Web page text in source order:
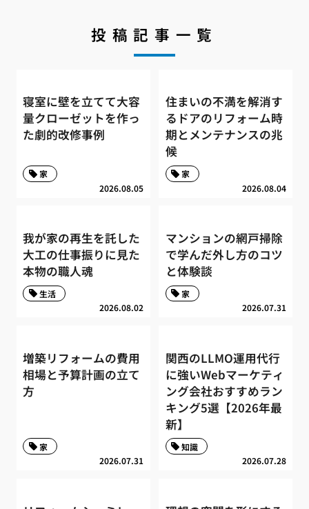
投稿記事一覧
寝室に壁を立てて大容
量クローゼットを作っ
た劇的改修事例
2026.08.05
家
住まいの不満を解消す
るドアのリフォーム時
期とメンテナンスの兆
候
2026.08.04
家
我が家の再生を託した
大工の仕事振りに見た
本物の職人魂
2026.08.02
生活
マンションの網戸掃除
で学んだ外し方のコツ
と体験談
2026.07.31
家
増築リフォームの費用
相場と予算計画の立て
方
2026.07.31
家
関西のLLMO運用代行
に強いWebマーケティ
ング会社おすすめラン
キング5選【2026年最
新】
2026.07.28
知識